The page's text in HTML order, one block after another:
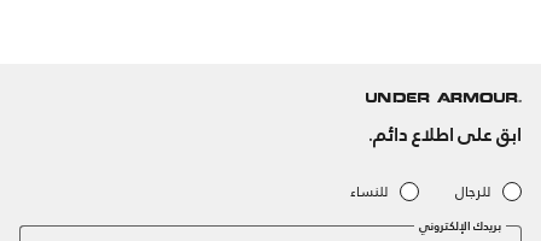
ابق على اطلاع دائم.
للرجال للنساء
بريدك الإلكتروني